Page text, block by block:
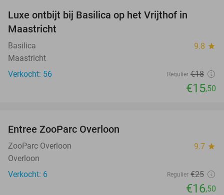
Luxe ontbijt bij Basilica op het Vrijthof in
Maastricht
Basilica 9.8 star
Maastricht
Verkocht: 56
Regulier €18
€15,50
TODAY
Entree ZooParc Overloon
ZooParc Overloon 9.7 star
Overloon
Verkocht: 6
Regulier €25
€16,50